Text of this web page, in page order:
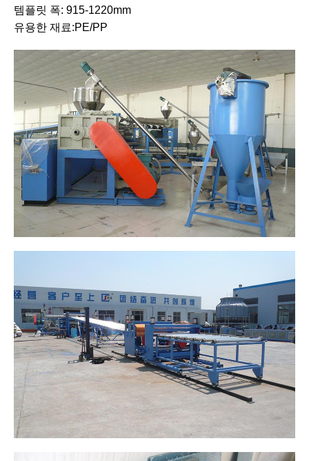
템플릿 폭: 915-1220mm
유용한 재료:PE/PP